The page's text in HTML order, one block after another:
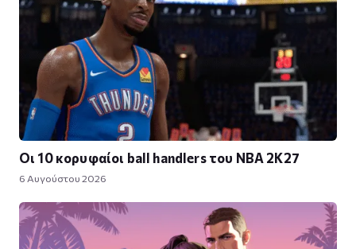
Οι 10 κορυφαίοι ball handlers του NBA 2K27
6 Αυγούστου 2026